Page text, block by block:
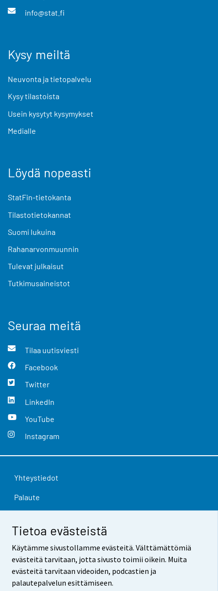
Tietoa evästeistä
Käytämme sivustollamme evästeitä. Välttämättömiä
evästeitä tarvitaan, jotta sivusto toimii oikein. Muita
evästeitä tarvitaan videoiden, podcastien ja
palautepalvelun esittämiseen.
info@stat.fi
Kysy meiltä
Neuvonta ja tietopalvelu
Kysy tilastoista
Usein kysytyt kysymykset
Medialle
Löydä nopeasti
StatFin-tietokanta
Tilastotietokannat
Suomi lukuina
Rahanarvonmuunnin
Tulevat julkaisut
Tutkimusaineistot
Seuraa meitä
Tilaa uutisviesti
Facebook
Twitter
LinkedIn
YouTube
Instagram
Yhteystiedot
Palaute
Tietosuoja
Saavutettavuus
Tietoa sivustosta